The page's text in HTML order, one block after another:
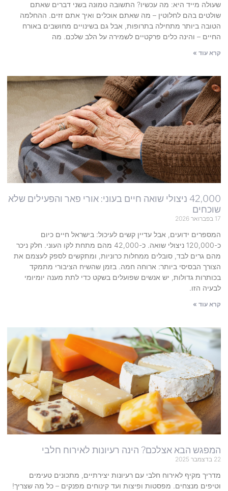
שעולה מייד היא: מה עכשיו? התשובה טמונה בשני דברים שאתם
שולטים בהם לחלוטין – מה שאתם אוכלים ואיך אתם זזים. ההחלמה
הטובה ביותר מתחילה בתרופות, אבל גם בשינויים מחושבים באורח
החיים – והינה כלים פרקטיים לשמירה על הלב שלכם. מה
קרא עוד »
42,000 ניצולי שואה חיים בעוני: אורי פאר והפעילים שלא
שוכחים
17 בפברואר 2026
המספרים ידועים, אבל עדיין קשים לעיכול: בישראל חיים כיום
כ-120,000 ניצולי שואה. כ-42,000 מהם מתחת לקו העוני. חלק ניכר
מהם גרים לבד, סובלים ממחלות כרוניות, ומתקשים לספק לעצמם את
הצורך הבסיסי ביותר: ארוחה חמה. בזמן שהשיח הציבורי מתמקד
בכותרות גדולות, יש אנשים שפועלים בשקט כדי לתת מענה יומיומי
לבעיה הזו.
קרא עוד »
המפגש הבא אצלכם? הינה רעיונות לאירוח חלבי
22 בדצמבר 2025
מדריך מקיף לאירוח חלבי עם רעיונות יצירתיים, מתכונים טעימים
וטיפים מנצחים. מפסטות ופיצות ועד קינוחים מפנקים – כל מה שצריך!